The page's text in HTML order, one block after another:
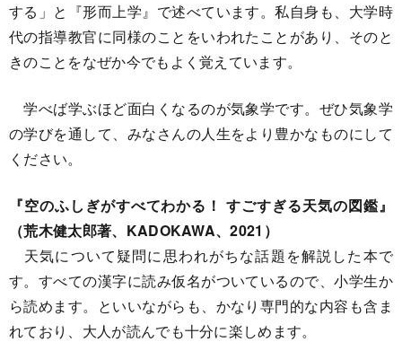
する」と『形而上学』で述べています。私自身も、大学時
代の指導教官に同様のことをいわれたことがあり、そのと
きのことをなぜか今でもよく覚えています。
学べば学ぶほど面白くなるのが気象学です。ぜひ気象学
の学びを通して、みなさんの人生をより豊かなものにして
ください。
『空のふしぎがすべてわかる！ すごすぎる天気の図鑑』
（荒木健太郎著、KADOKAWA、2021）
天気について疑問に思われがちな話題を解説した本で
す。すべての漢字に読み仮名がついているので、小学生か
ら読めます。といいながらも、かなり専門的な内容も含ま
れており、大人が読んでも十分に楽しめます。